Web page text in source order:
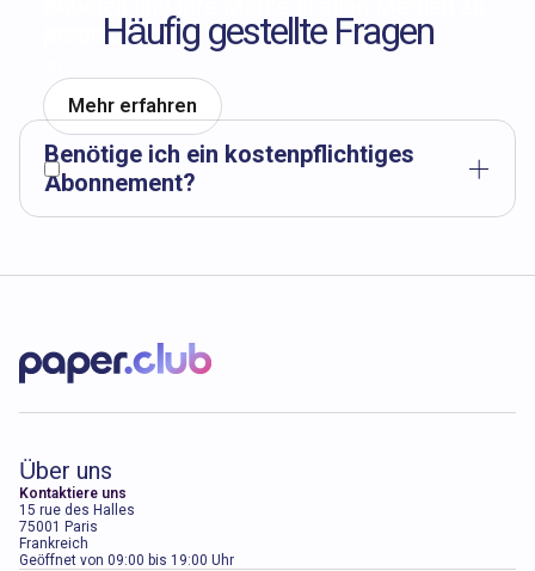
präsentieren
Mehr erfahren
Häufig gestellte Fragen
Benötige ich ein kostenpflichtiges
Abonnement?
was du bestellst.
Über uns
Kontaktiere uns
15 rue des Halles
75001 Paris
Frankreich
Geöffnet von 09:00 bis 19:00 Uhr